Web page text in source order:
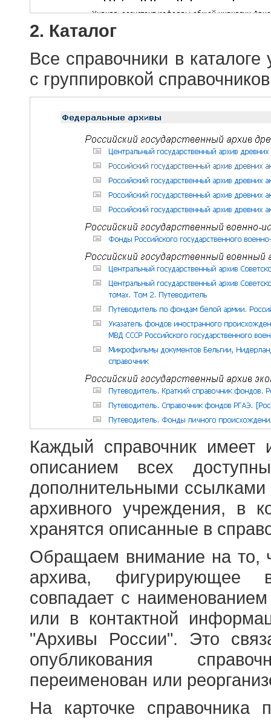
2. Каталог
Все справочники в
с группировкой
Каждый справочник имеет
описанием всех
дополнительными
архивного учреждения, в
хранятся описанные в
Обращаем внимание на то,
архива, фигурирующее
совпадает с
или в контактной
"Архивы России". Это
опубликования
переименован или
На карточке справочника